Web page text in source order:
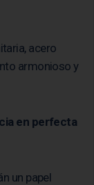
acero
armonioso y
en perfecta
un papel